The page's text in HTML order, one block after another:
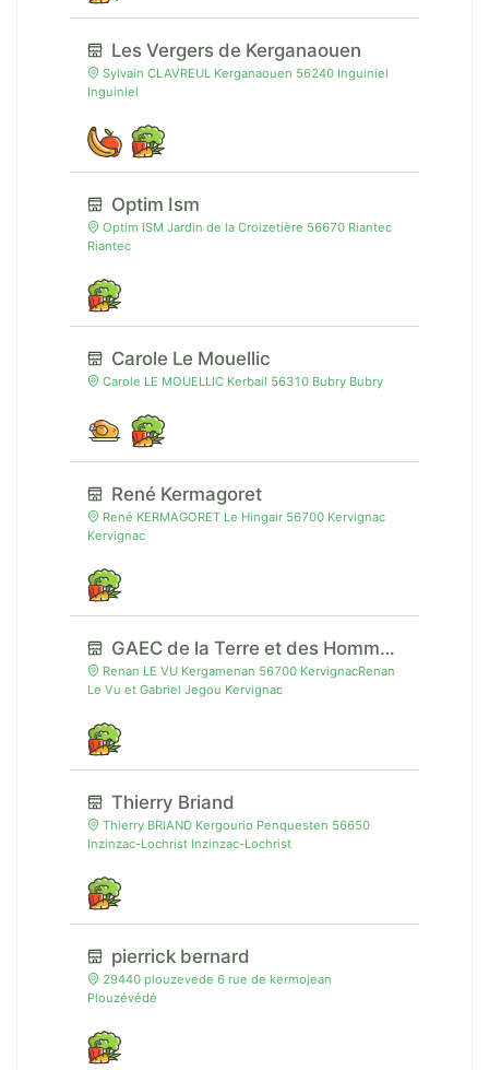
Les Vergers de Kerganaouen
Sylvain CLAVREUL Kerganaouen 56240 Inguiniel
Inguiniel
Optim Ism
Optim ISM Jardin de la Croizetière 56670 Riantec
Riantec
Carole Le Mouellic
Carole LE MOUELLIC Kerbail 56310 Bubry Bubry
René Kermagoret
René KERMAGORET Le Hingair 56700 Kervignac
Kervignac
GAEC de la Terre et des Hommes
Renan LE VU Kergamenan 56700 KervignacRenan
Le Vu et Gabriel Jegou Kervignac
Thierry Briand
Thierry BRIAND Kergourio Penquesten 56650
Inzinzac-Lochrist Inzinzac-Lochrist
pierrick bernard
29440 plouzevede 6 rue de kermojean
Plouzévédé